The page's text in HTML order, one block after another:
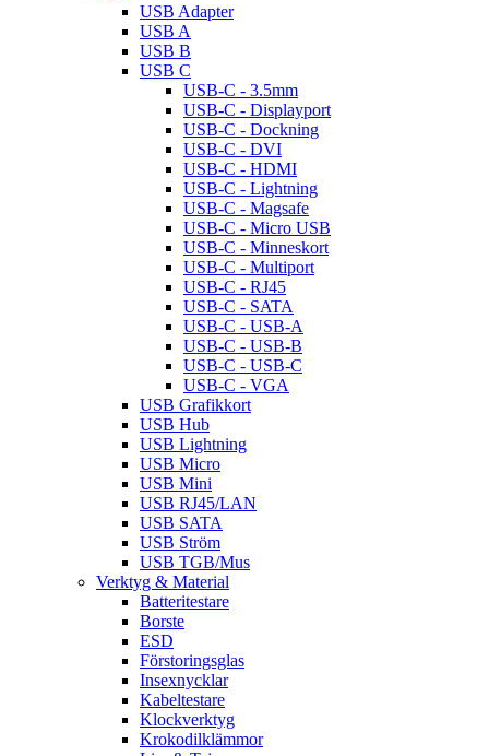
USB Adapter
USB A
USB B
USB C
USB-C - 3.5mm
USB-C - Displayport
USB-C - Dockning
USB-C - DVI
USB-C - HDMI
USB-C - Lightning
USB-C - Magsafe
USB-C - Micro USB
USB-C - Minneskort
USB-C - Multiport
USB-C - RJ45
USB-C - SATA
USB-C - USB-A
USB-C - USB-B
USB-C - USB-C
USB-C - VGA
USB Grafikkort
USB Hub
USB Lightning
USB Micro
USB Mini
USB RJ45/LAN
USB SATA
USB Ström
USB TGB/Mus
Verktyg & Material
Batteritestare
Borste
ESD
Förstoringsglas
Insexnycklar
Kabeltestare
Klockverktyg
Krokodilklämmor